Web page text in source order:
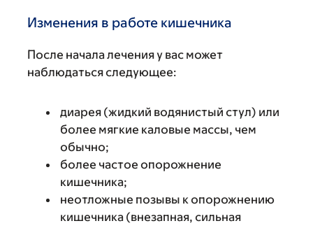
Изменения в работе кишечника
После начала лечения у вас может
наблюдаться следующее:
диарея (жидкий водянистый стул) или
более мягкие каловые массы, чем
обычно;
более частое опорожнение
кишечника;
неотложные позывы к опорожнению
кишечника (внезапная, сильная